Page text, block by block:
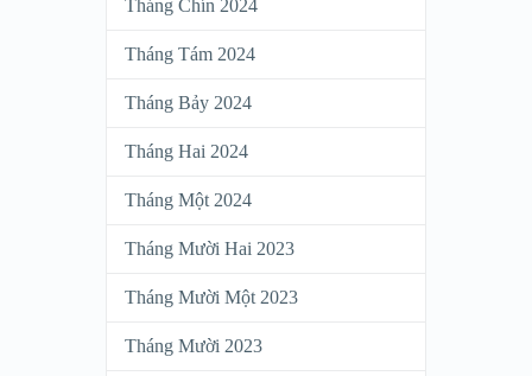
Tháng Chín 2024
Tháng Tám 2024
Tháng Bảy 2024
Tháng Hai 2024
Tháng Một 2024
Tháng Mười Hai 2023
Tháng Mười Một 2023
Tháng Mười 2023